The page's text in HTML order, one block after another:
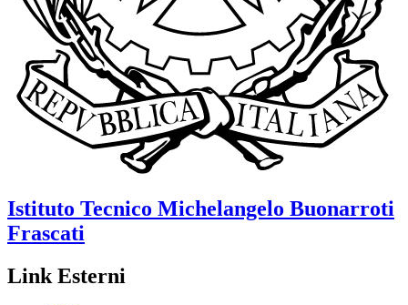
Istituto Tecnico Michelangelo Buonarroti
Frascati
Link Esterni